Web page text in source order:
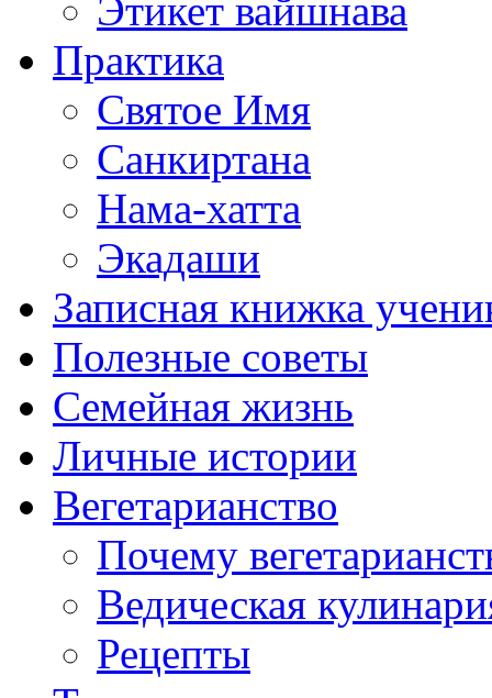
Этикет вайшнава
Практика
Святое Имя
Санкиртана
Нама-хатта
Экадаши
Записная книжка
Полезные советы
Семейная жизнь
Личные истории
Вегетарианство
Почему
Ведическая
Рецепты